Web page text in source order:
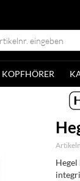
KOPFHÖRER